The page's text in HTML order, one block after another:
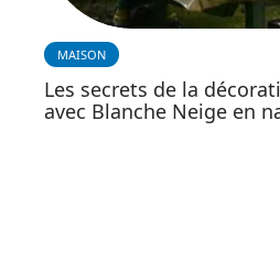
MAISON
Les secrets de la
avec Blanche Neige en